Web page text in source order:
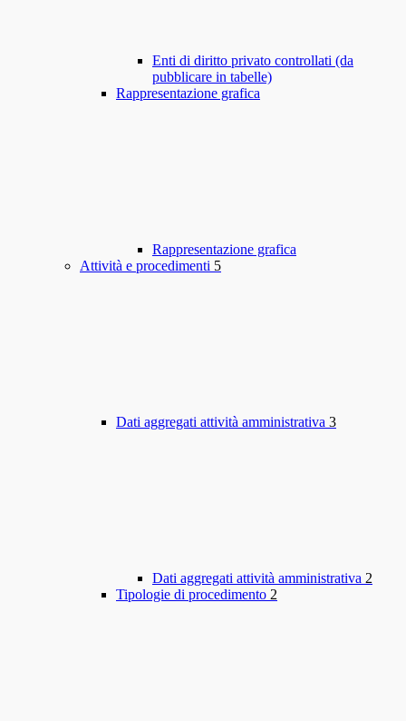
Enti di diritto privato controllati (da
pubblicare in tabelle)
Rappresentazione grafica
Rappresentazione grafica
Attività e procedimenti 5
Dati aggregati attività amministrativa 3
Dati aggregati attività amministrativa 2
Tipologie di procedimento 2